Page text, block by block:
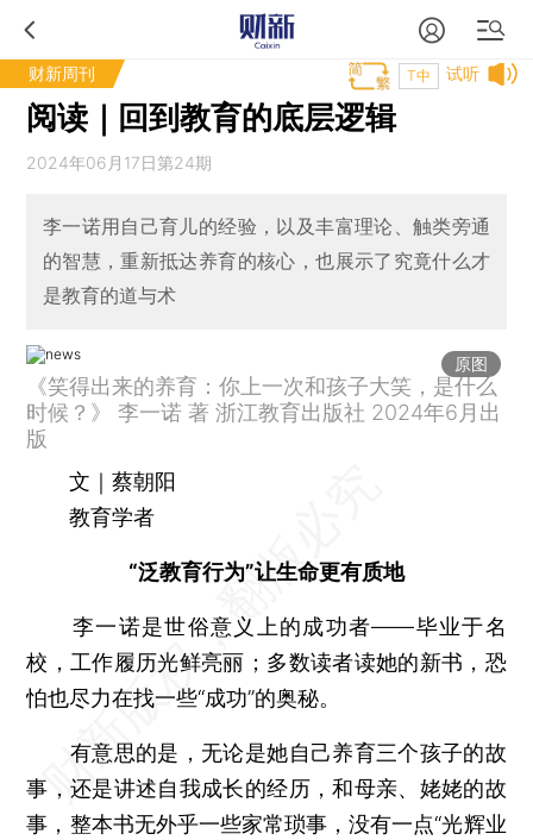
财新周刊 试听
T中
阅读｜回到教育的底层逻辑
2024年06月17日第24期
李一诺用自己育儿的经验，以及丰富理论、触类旁通
的智慧，重新抵达养育的核心，也展示了究竟什么才
是教育的道与术
原图
《笑得出来的养育：你上一次和孩子大笑，是什么
时候？》 李一诺 著 浙江教育出版社 2024年6月出
版
文｜蔡朝阳
教育学者
“泛教育行为”让生命更有质地
李一诺是世俗意义上的成功者——毕业于名
校，工作履历光鲜亮丽；多数读者读她的新书，恐
怕也尽力在找一些“成功”的奥秘。
有意思的是，无论是她自己养育三个孩子的故
事，还是讲述自我成长的经历，和母亲、姥姥的故
事，整本书无外乎一些家常琐事，没有一点“光辉业